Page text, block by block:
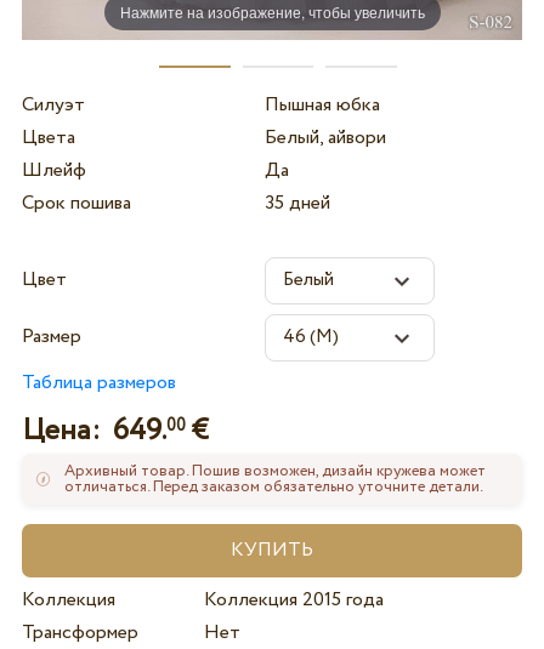
Нажмите на изображение, чтобы увеличить
Силуэт
Пышная юбка
Цвета
Белый, айвори
Шлейф
Да
Срок пошива
35 дней
Цвет
Размер
Таблица размеров
Цена: 649.00€
Архивный товар. Пошив возможен, дизайн кружева может
отличаться. Перед заказом обязательно уточните детали.
Коллекция
Коллекция 2015 года
Трансформер
Нет